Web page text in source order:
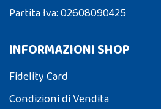
Partita Iva: 02608090425
INFORMAZIONI SHOP
Fidelity Card
Condizioni di Vendita